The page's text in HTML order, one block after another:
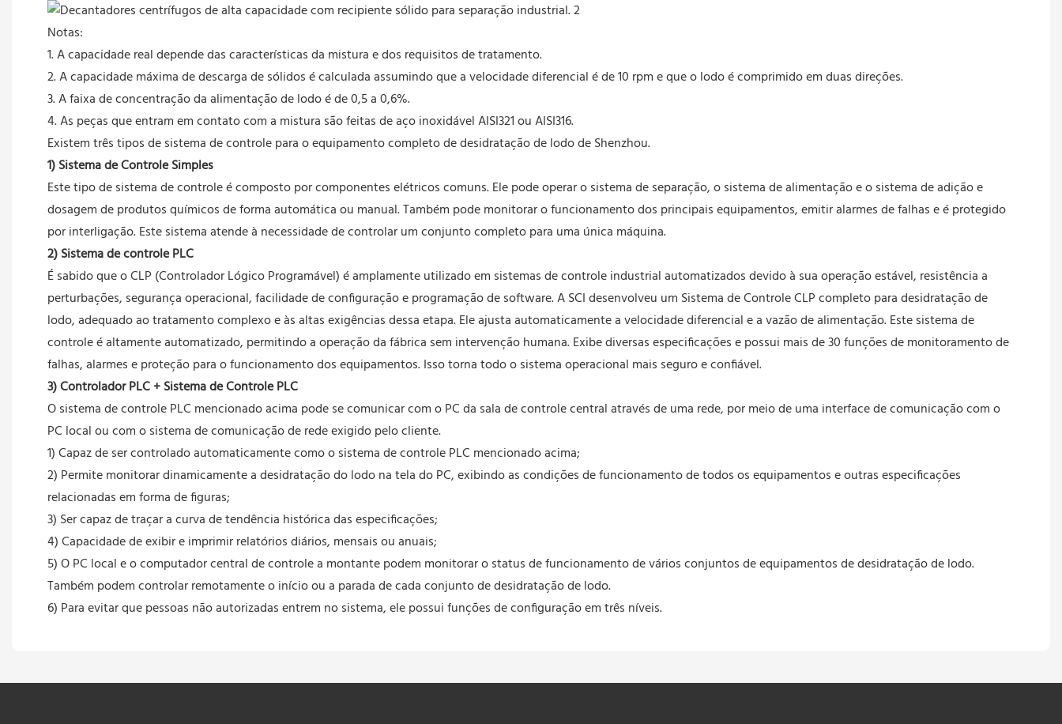
Notas:
1. A capacidade real depende das características da mistura e dos requisitos de tratamento.
2. A capacidade máxima de descarga de sólidos é calculada assumindo que a velocidade diferencial é de 10 rpm e que o lodo é comprimido em duas direções.
3. A faixa de concentração da alimentação de lodo é de 0,5 a 0,6%.
4. As peças que entram em contato com a mistura são feitas de aço inoxidável AISI321 ou AISI316.
Existem três tipos de sistema de controle para o equipamento completo de desidratação de lodo de Shenzhou.
1) Sistema de Controle Simples
Este tipo de sistema de controle é composto por componentes elétricos comuns. Ele pode operar o sistema de separação, o sistema de alimentação e o sistema de adição e
dosagem de produtos químicos de forma automática ou manual. Também pode monitorar o funcionamento dos principais equipamentos, emitir alarmes de falhas e é protegido
por interligação. Este sistema atende à necessidade de controlar um conjunto completo para uma única máquina.
2) Sistema de controle PLC
É sabido que o CLP (Controlador Lógico Programável) é amplamente utilizado em sistemas de controle industrial automatizados devido à sua operação estável, resistência a
perturbações, segurança operacional, facilidade de configuração e programação de software. A SCI desenvolveu um Sistema de Controle CLP completo para desidratação de
lodo, adequado ao tratamento complexo e às altas exigências dessa etapa. Ele ajusta automaticamente a velocidade diferencial e a vazão de alimentação. Este sistema de
controle é altamente automatizado, permitindo a operação da fábrica sem intervenção humana. Exibe diversas especificações e possui mais de 30 funções de monitoramento de
falhas, alarmes e proteção para o funcionamento dos equipamentos. Isso torna todo o sistema operacional mais seguro e confiável.
3) Controlador PLC + Sistema de Controle PLC
O sistema de controle PLC mencionado acima pode se comunicar com o PC da sala de controle central através de uma rede, por meio de uma interface de comunicação com o
PC local ou com o sistema de comunicação de rede exigido pelo cliente.
1) Capaz de ser controlado automaticamente como o sistema de controle PLC mencionado acima;
2) Permite monitorar dinamicamente a desidratação do lodo na tela do PC, exibindo as condições de funcionamento de todos os equipamentos e outras especificações
relacionadas em forma de figuras;
3) Ser capaz de traçar a curva de tendência histórica das especificações;
4) Capacidade de exibir e imprimir relatórios diários, mensais ou anuais;
5) O PC local e o computador central de controle a montante podem monitorar o status de funcionamento de vários conjuntos de equipamentos de desidratação de lodo.
Também podem controlar remotamente o início ou a parada de cada conjunto de desidratação de lodo.
6) Para evitar que pessoas não autorizadas entrem no sistema, ele possui funções de configuração em três níveis.